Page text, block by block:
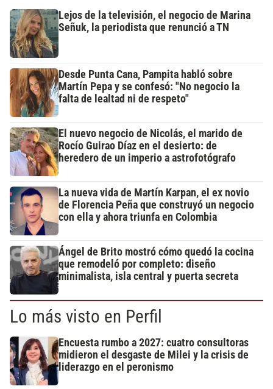
Lejos de la televisión, el negocio de Marina
Señuk, la periodista que renunció a TN
Desde Punta Cana, Pampita habló sobre
Martín Pepa y se confesó: "No negocio la
falta de lealtad ni de respeto"
El nuevo negocio de Nicolás, el marido de
Rocío Guirao Díaz en el desierto: de
heredero de un imperio a astrofotógrafo
La nueva vida de Martín Karpan, el ex novio
de Florencia Peña que construyó un negocio
con ella y ahora triunfa en Colombia
Ángel de Brito mostró cómo quedó la cocina
que remodeló por completo: diseño
minimalista, isla central y puerta secreta
Lo más visto en Perfil
Encuesta rumbo a 2027: cuatro consultoras
midieron el desgaste de Milei y la crisis de
liderazgo en el peronismo